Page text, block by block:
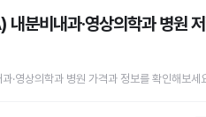
분비내과·영상의학과 병원
·영상의학과 병원 가격과 정보를 확인해보세